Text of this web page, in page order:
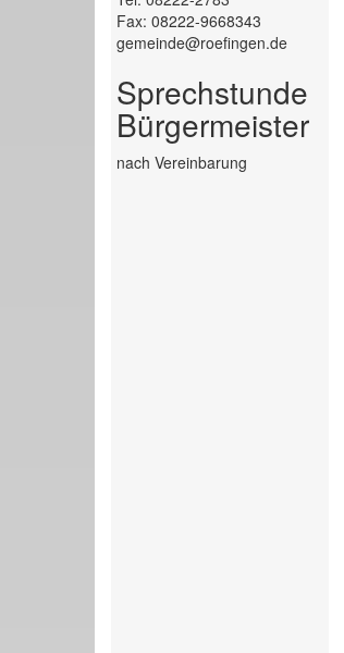
Fax: 08222-9668343
gemeinde@roefingen.de
Sprechstunde
Bürgermeister
nach Vereinbarung